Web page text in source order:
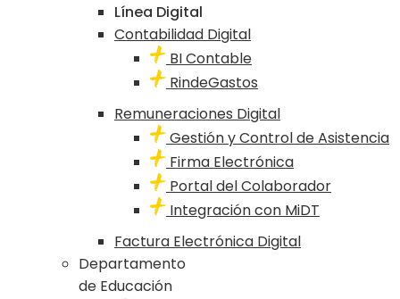
Línea Digital
Contabilidad Digital
BI Contable
RindeGastos
Remuneraciones Digital
Gestión y Control de Asistencia
Firma Electrónica
Portal del Colaborador
Integración con MiDT
Factura Electrónica Digital
Departamento
de Educación